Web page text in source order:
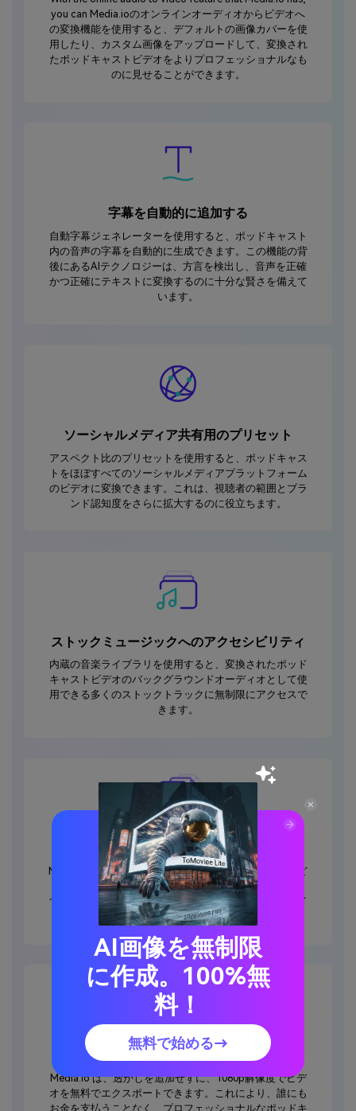
you can Media.ioのオンラインオーディオからビデオへ
の変換機能を使用すると、デフォルトの画像カバーを使
用したり、カスタム画像をアップロードして、変換され
たポッドキャストビデオをよりプロフェッショナルなも
のに見せることができます。
字幕を自動的に追加する
自動字幕ジェネレーターを使用すると、ポッドキャスト
内の音声の字幕を自動的に生成できます。この機能の背
後にあるAIテクノロジーは、方言を検出し、音声を正確
かつ正確にテキストに変換するのに十分な賢さを備えて
います。
ソーシャルメディア共有用のプリセット
アスペクト比のプリセットを使用すると、ポッドキャス
トをほぼすべてのソーシャルメディアプラットフォーム
のビデオに変換できます。これは、視聴者の範囲とブラ
ンド認知度をさらに拡大するのに役立ちます。
ストックミュージックへのアクセシビリティ
内蔵の音楽ライブラリを使用すると、変換されたポッド
キャストビデオのバックグラウンドオーディオとして使
用できる多くのストックトラックに無制限にアクセスで
きます。
幅広いオーディオ形式をサポート
Media.ioは、MP3、OGG、FLAC、M4A、AU、MKAなど
の複数のポッドキャストオーディオ形式を認識できま
す。そのため、心配することなくポッドキャストファイ
ルをアップロードできます。
無料で透かしの追加もなし
Media.io は、透かしを追加せずに、1080p解像度でビデ
オを無料でエクスポートできます。これにより、誰にも
お金を支払うことなく、プロフェッショナルなポッドキ
AI画像を無制限
に作成。100%無
料！
無料で始める→